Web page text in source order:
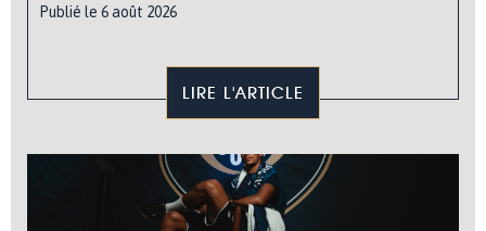
Publié le 6 août 2026
LIRE L'ARTICLE